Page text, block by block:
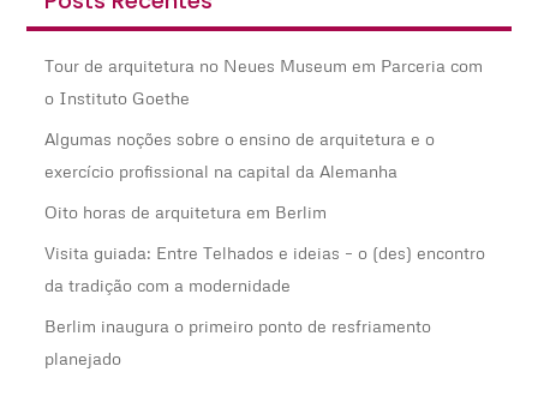
Tour de arquitetura no Neues Museum em Parceria com
o Instituto Goethe
Algumas noções sobre o ensino de arquitetura e o
exercício profissional na capital da Alemanha
Oito horas de arquitetura em Berlim
Visita guiada: Entre Telhados e ideias – o (des) encontro
da tradição com a modernidade
Berlim inaugura o primeiro ponto de resfriamento
planejado